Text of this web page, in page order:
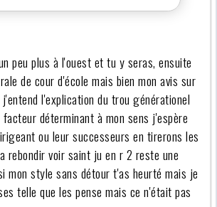
peu plus à l'ouest et tu y seras, ensuite
de cour d'école mais bien mon avis sur
l'explication du trou générationel
déterminant à mon sens j'espère
ou leur successeurs en tirerons les
rebondir voir saint ju en r 2 reste une
mon style sans détour t'as heurté mais je
telle que les pense mais ce n'était pas